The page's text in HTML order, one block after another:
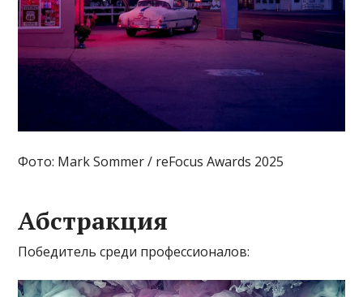
Фото: Mark Sommer / reFocus Awards 2025
Абстракция
Победитель среди профессионалов: